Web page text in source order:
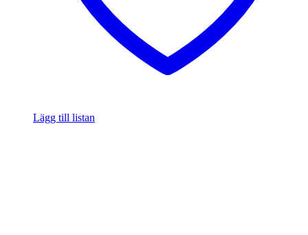
Lägg till listan